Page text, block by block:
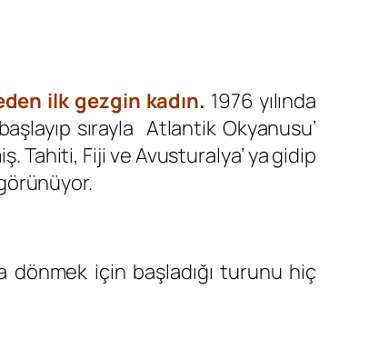
ilk gezgin kadın. 1976 yılında
sırayla Atlantik Okyanusu’
Tahiti, Fiji ve Avusturalya’ ya gidip
dönmek için başladığı turunu hiç